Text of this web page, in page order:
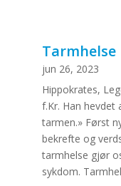
Tarmhelse
jun 26, 2023
Hippokrates,
f.Kr. Han hevdet
tarmen.» Først
bekrefte og
tarmhelse gjør
sykdom.